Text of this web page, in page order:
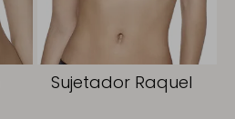
Sujetador Raquel